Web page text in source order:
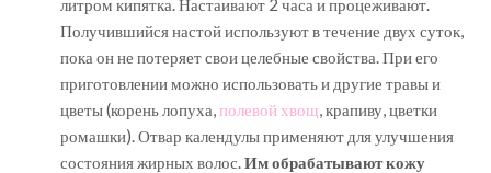
литром кипятка. Настаивают 2 часа и процеживают.
Получившийся настой используют в течение двух суток,
пока он не потеряет свои целебные свойства. При его
приготовлении можно использовать и другие травы и
цветы (корень лопуха,полевой хвощ, крапиву, цветки
ромашки). Отвар календулы применяют для улучшения
состояния жирных волос.Им обрабатывают кожу